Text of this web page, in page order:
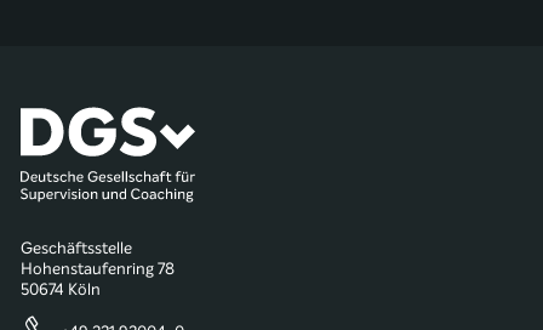
Geschäftsstelle
Hohenstaufenring 78
50674 Köln